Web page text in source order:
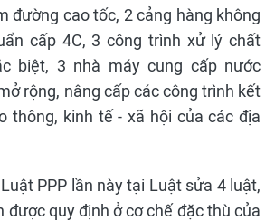
đường cao tốc, 2 cảng hàng không
cấp 4C, 3 công trình xử lý chất
biệt, 3 nhà máy cung cấp nước
rộng, nâng cấp các công trình kết
thông, kinh tế - xã hội của các địa
PPP lần này tại Luật sửa 4 luật,
được quy định ở cơ chế đặc thù của